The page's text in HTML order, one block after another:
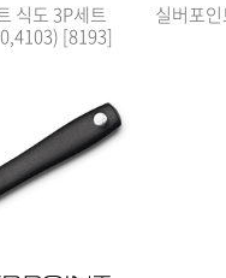
식도 3P세트
[8193]
실버포